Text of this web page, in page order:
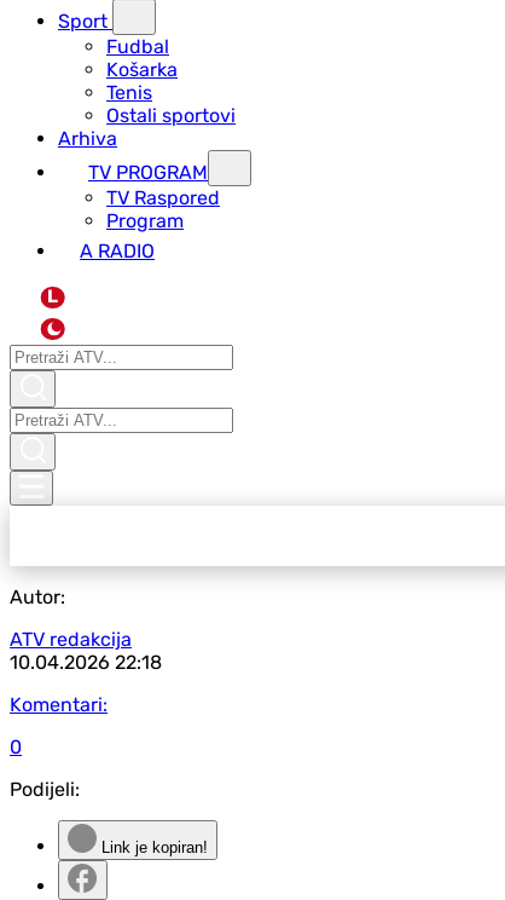
Sport
Fudbal
Košarka
Tenis
Ostali sportovi
Arhiva
TV PROGRAM
ТV Raspored
Program
A RADIO
L
Autor:
ATV redakcija
10.04.2026 22:18
Komentari:
0
Podijeli:
Link je kopiran!